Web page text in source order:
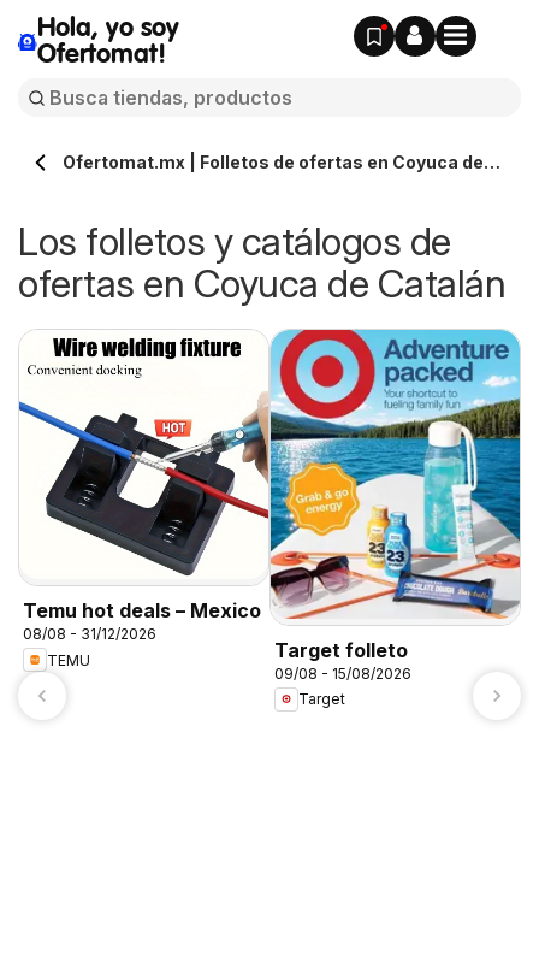
Hola, yo soy
Ofertomat!
Ofertomat.mx | Folletos de ofertas en Coyuca de
Los folletos y catálogos de
ofertas en Coyuca de Catalán
Temu hot deals – Mexico
08/08 - 31/12/2026
TEMU
Target folleto
09/08 - 15/08/2026
Target